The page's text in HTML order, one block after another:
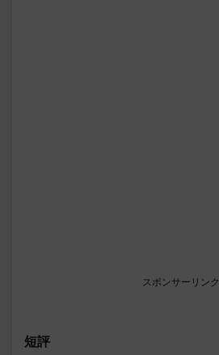
スポンサーリンク
短評